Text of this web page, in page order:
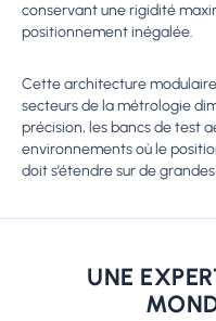
conservant une rigidité
positionnement inégalée.
Cette architecture
secteurs de la métrologie
précision, les bancs de test
environnements où le
doit s’étendre sur de
UNE